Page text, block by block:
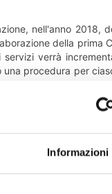
Informazioni
nell'anno 2018,
della
verrà
procedura per